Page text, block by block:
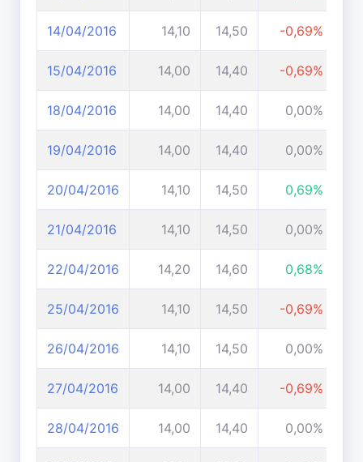
14/04/2016 14,10 14,50 -0,69%
15/04/2016 14,00 14,40 -0,69%
18/04/2016 14,00 14,40 0,00%
19/04/2016 14,00 14,40 0,00%
20/04/2016 14,10 14,50 0,69%
21/04/2016 14,10 14,50 0,00%
22/04/2016 14,20 14,60 0,68%
25/04/2016 14,10 14,50 -0,69%
26/04/2016 14,10 14,50 0,00%
27/04/2016 14,00 14,40 -0,69%
28/04/2016 14,00 14,40 0,00%